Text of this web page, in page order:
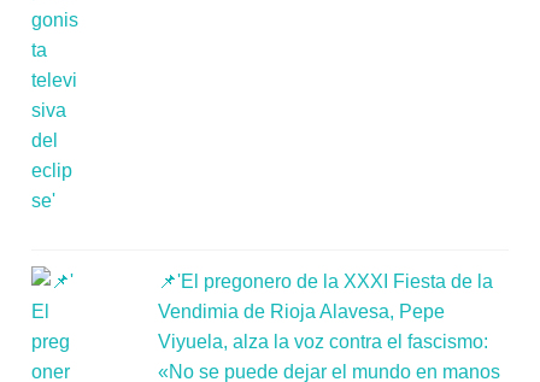
📌'El pregonero de la XXXI Fiesta de la
Vendimia de Rioja Alavesa, Pepe
Viyuela, alza la voz contra el fascismo:
«No se puede dejar el mundo en manos